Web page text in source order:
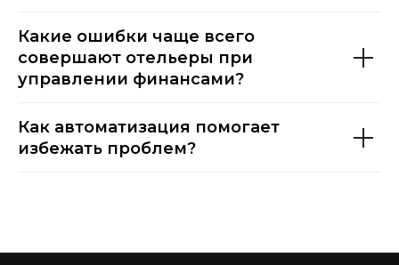
Какие ошибки чаще всего
совершают отельеры при
у правлении финансами?
Как автоматиза ция помогает
избежать проблем?